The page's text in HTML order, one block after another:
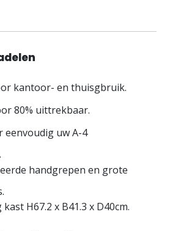
kantoor- en thuisgbruik.
80% uittrekbaar.
eenvoudig uw A-4
handgrepen en grote
H67.2 x B41.3 x D40cm.